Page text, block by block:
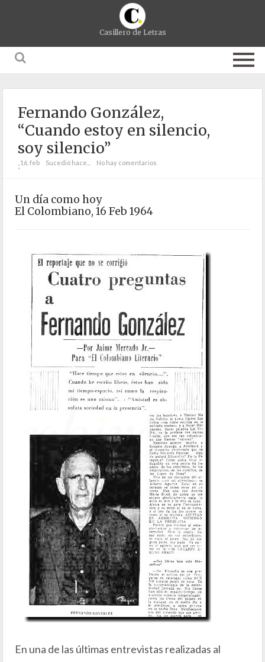
Casillero de Letras
Fernando González,
“Cuando estoy en silencio,
soy silencio”
;16. feb Sucedió hace... No hay comentarios
Un día como hoy
El Colombiano, 16 Feb 1964
En una de las últimas entrevistas realizadas al